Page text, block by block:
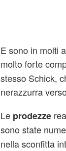
E sono in molti
molto forte
stesso Schick,
nerazzurra
Le prodezze
sono state
nella sconfitta